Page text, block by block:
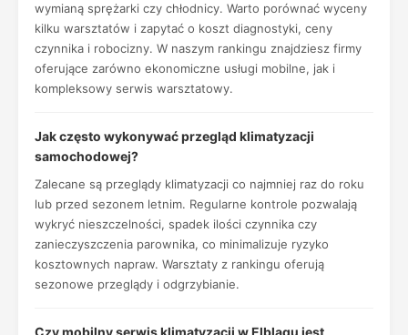
wymianą sprężarki czy chłodnicy. Warto porównać wyceny
kilku warsztatów i zapytać o koszt diagnostyki, ceny
czynnika i robocizny. W naszym rankingu znajdziesz firmy
oferujące zarówno ekonomiczne usługi mobilne, jak i
kompleksowy serwis warsztatowy.
Jak często wykonywać przegląd klimatyzacji
samochodowej?
Zalecane są przeglądy klimatyzacji co najmniej raz do roku
lub przed sezonem letnim. Regularne kontrole pozwalają
wykryć nieszczelności, spadek ilości czynnika czy
zanieczyszczenia parownika, co minimalizuje ryzyko
kosztownych napraw. Warsztaty z rankingu oferują
sezonowe przeglądy i odgrzybianie.
Czy mobilny serwis klimatyzacji w Elblągu jest